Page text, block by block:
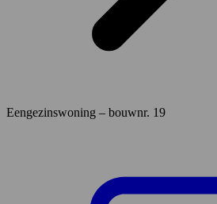
Eengezinswoning – bouwnr. 19